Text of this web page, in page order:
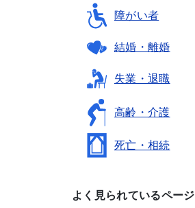
障がい者
結婚・離婚
失業・退職
高齢・介護
死亡・相続
よく見られているページ